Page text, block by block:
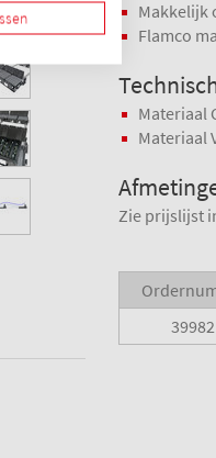
Makkelijk
Flamco
Materiaal
Materiaal
Zie prijslijst
39982